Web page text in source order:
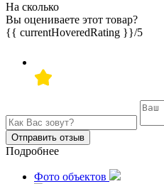
На сколько
Вы оцениваете этот товар?
{{ currentHoveredRating }}/5
Отправить отзыв
Подробнее
Фото объектов